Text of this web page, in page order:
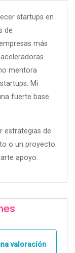
startups en
de
más
mentora
Mi
fuerte base
estrategias de
o un proyecto
apoyo.
valoración